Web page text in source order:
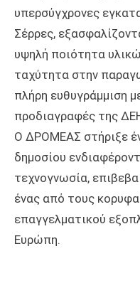
υπερσύγχρονες
Σέρρες,
υψηλή ποιότητα
ταχύτητα στην
πλήρη ευθυγράμμιση
προδιαγραφές της
Ο ΔΡΟΜΕΑΣ στήριξε
δημοσίου
τεχνογνωσία,
ένας από τους
επαγγελματικού
Ευρώπη.